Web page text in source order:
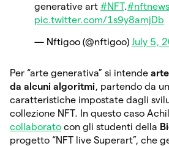
generative art #NFT.#nftnews
pic.twitter.com/1s9y8amjDb
— Nftigoo (@nftigoo) July 5,
Per “arte generativa” si intende
da alcuni algoritmi, partendo da
caratteristiche impostate dagli
collezione NFT. In questo caso
collaborato con gli studenti della
progetto “NFT live Superart”, che